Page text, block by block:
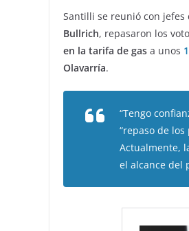
Santilli se reunió con jefes
Bullrich, repasaron los
en la tarifa de gas a unos
Olavarría.
“Tengo
“repaso de
Actualmente,
el alcance del